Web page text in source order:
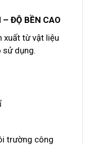
ĐỘ BỀN CAO
xuất từ vật liệu
sử dụng.
trường công